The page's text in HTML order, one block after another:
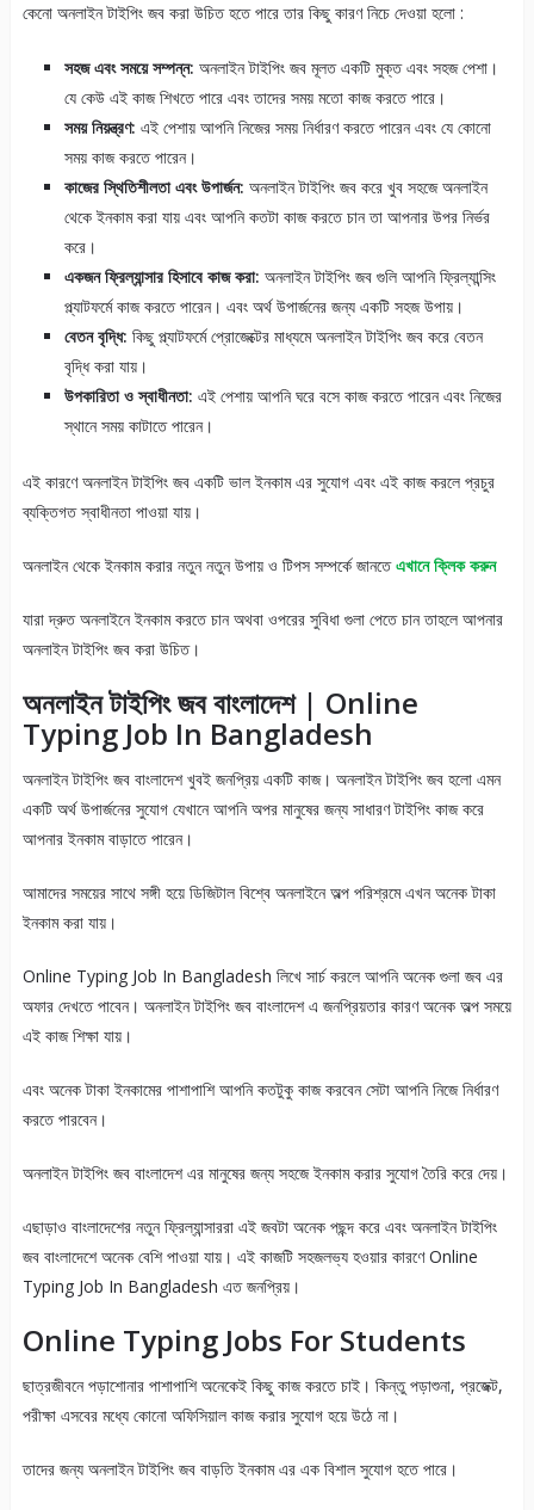
কেনো অনলাইন টাইপিং জব করা উচিত হতে পারে তার কিছু কারণ নিচে দেওয়া হলো :
সহজ এবং সময়ে সম্পন্ন: অনলাইন টাইপিং জব মূলত একটি মুক্ত এবং সহজ পেশা।
যে কেউ এই কাজ শিখতে পারে এবং তাদের সময় মতো কাজ করতে পারে।
সময় নিয়ন্ত্রণ: এই পেশায় আপনি নিজের সময় নির্ধারণ করতে পারেন এবং যে কোনো
সময় কাজ করতে পারেন।
কাজের স্থিতিশীলতা এবং উপার্জন: অনলাইন টাইপিং জব করে খুব সহজে অনলাইন
থেকে ইনকাম করা যায় এবং আপনি কতটা কাজ করতে চান তা আপনার উপর নির্ভর
করে।
একজন ফ্রিল্যান্সার হিসাবে কাজ করা: অনলাইন টাইপিং জব গুলি আপনি ফ্রিল্যান্সিং
প্ল্যাটফর্মে কাজ করতে পারেন। এবং অর্থ উপার্জনের জন্য একটি সহজ উপায়।
বেতন বৃদ্ধি: কিছু প্ল্যাটফর্মে প্রোজেক্টের মাধ্যমে অনলাইন টাইপিং জব করে বেতন
বৃদ্ধি করা যায়।
উপকারিতা ও স্বাধীনতা: এই পেশায় আপনি ঘরে বসে কাজ করতে পারেন এবং নিজের
স্থানে সময় কাটাতে পারেন।
এই কারণে অনলাইন টাইপিং জব একটি ভাল ইনকাম এর সুযোগ এবং এই কাজ করলে প্রচুর
ব্যক্তিগত স্বাধীনতা পাওয়া যায়।
অনলাইন থেকে ইনকাম করার নতুন নতুন উপায় ও টিপস সম্পর্কে জানতেএখানে ক্লিক করুন
যারা দ্রুত অনলাইনে ইনকাম করতে চান অথবা ওপরের সুবিধা গুলা পেতে চান তাহলে আপনার
অনলাইন টাইপিং জব করা উচিত।
অনলাইন টাইপিং জব বাংলাদেশ | Online
Typing Job In Bangladesh
অনলাইন টাইপিং জব বাংলাদেশ খুবই জনপ্রিয় একটি কাজ। অনলাইন টাইপিং জব হলো এমন
একটি অর্থ উপার্জনের সুযোগ যেখানে আপনি অপর মানুষের জন্য সাধারণ টাইপিং কাজ করে
আপনার ইনকাম বাড়াতে পারেন।
আমাদের সময়ের সাথে সঙ্গী হয়ে ডিজিটাল বিশ্বে অনলাইনে অল্প পরিশ্রমে এখন অনেক টাকা
ইনকাম করা যায়।
Online Typing Job In Bangladesh লিখে সার্চ করলে আপনি অনেক গুলা জব এর
অফার দেখতে পাবেন। অনলাইন টাইপিং জব বাংলাদেশ এ জনপ্রিয়তার কারণ অনেক অল্প সময়ে
এই কাজ শিক্ষা যায়।
এবং অনেক টাকা ইনকামের পাশাপাশি আপনি কতটুকু কাজ করবেন সেটা আপনি নিজে নির্ধারণ
করতে পারবেন।
অনলাইন টাইপিং জব বাংলাদেশ এর মানুষের জন্য সহজে ইনকাম করার সুযোগ তৈরি করে দেয়।
এছাড়াও বাংলাদেশের নতুন ফ্রিল্যান্সাররা এই জবটা অনেক পছন্দ করে এবং অনলাইন টাইপিং
জব বাংলাদেশে অনেক বেশি পাওয়া যায়। এই কাজটি সহজলভ্য হওয়ার কারণে Online
Typing Job In Bangladesh এত জনপ্রিয়।
Online Typing Jobs For Students
ছাত্রজীবনে পড়াশোনার পাশাপাশি অনেকেই কিছু কাজ করতে চাই। কিন্তু পড়াশুনা, প্রজেক্ট,
পরীক্ষা এসবের মধ্যে কোনো অফিসিয়াল কাজ করার সুযোগ হয়ে উঠে না।
তাদের জন্য অনলাইন টাইপিং জব বাড়তি ইনকাম এর এক বিশাল সুযোগ হতে পারে।